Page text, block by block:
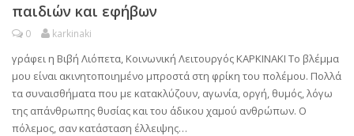
παιδιών και εφήβων
0 karkinaki
γράφει η Βιβή Λιόπετα, Κοινωνική Λειτουργός ΚΑΡΚΙΝΑΚΙ Το βλέμμα
μου είναι ακινητοποιημένο μπροστά στη φρίκη του πολέμου. Πολλά
τα συναισθήματα που με κατακλύζουν, αγωνία, οργή, θυμός, λόγω
της απάνθρωπης θυσίας και του άδικου χαμού ανθρώπων. Ο
πόλεμος, σαν κατάσταση έλλειψης…